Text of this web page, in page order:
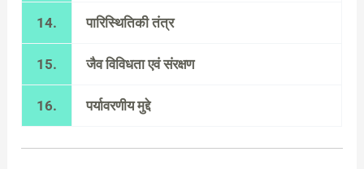
14. पारिस्थितिकी तंत्र
15. जैव विविधता एवं संरक्षण
16. पर्यावरणीय मुद्दे